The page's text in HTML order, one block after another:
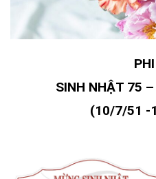
SINH NHẬT 75
(10/7/51 -